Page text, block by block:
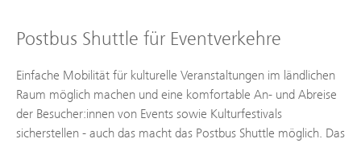
Postbus Shuttle für Eventverkehre
Einfache Mobilität für kulturelle Veranstaltungen im ländlichen
Raum möglich machen und eine komfortable An- und Abreise
der Besucher:innen von Events sowie Kulturfestivals
sicherstellen - auch das macht das Postbus Shuttle möglich. Das